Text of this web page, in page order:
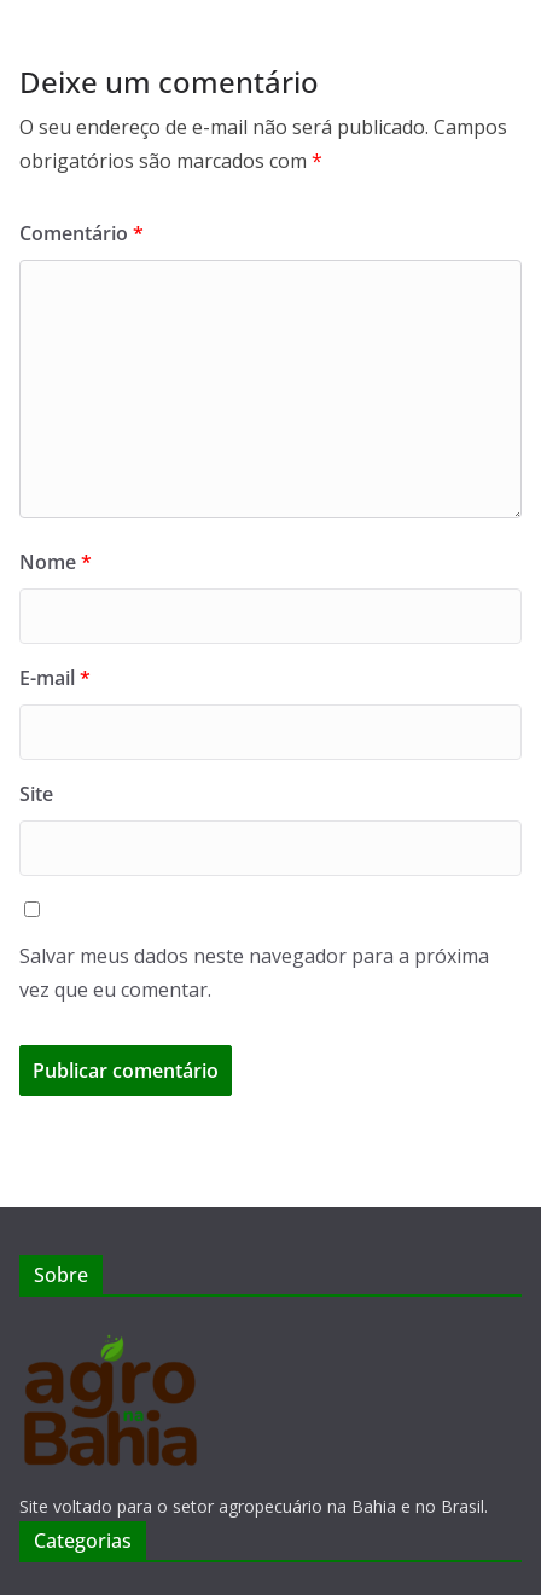
Deixe um comentário
O seu endereço de e-mail não será publicado. Campos
obrigatórios são marcados com *
Comentário *
Nome*
E-mail*
Site
Salvar meus dados neste navegador para a próxima
vez que eu comentar.
Sobre
Site voltado para o setor agropecuário na Bahia e no Brasil.
Categorias